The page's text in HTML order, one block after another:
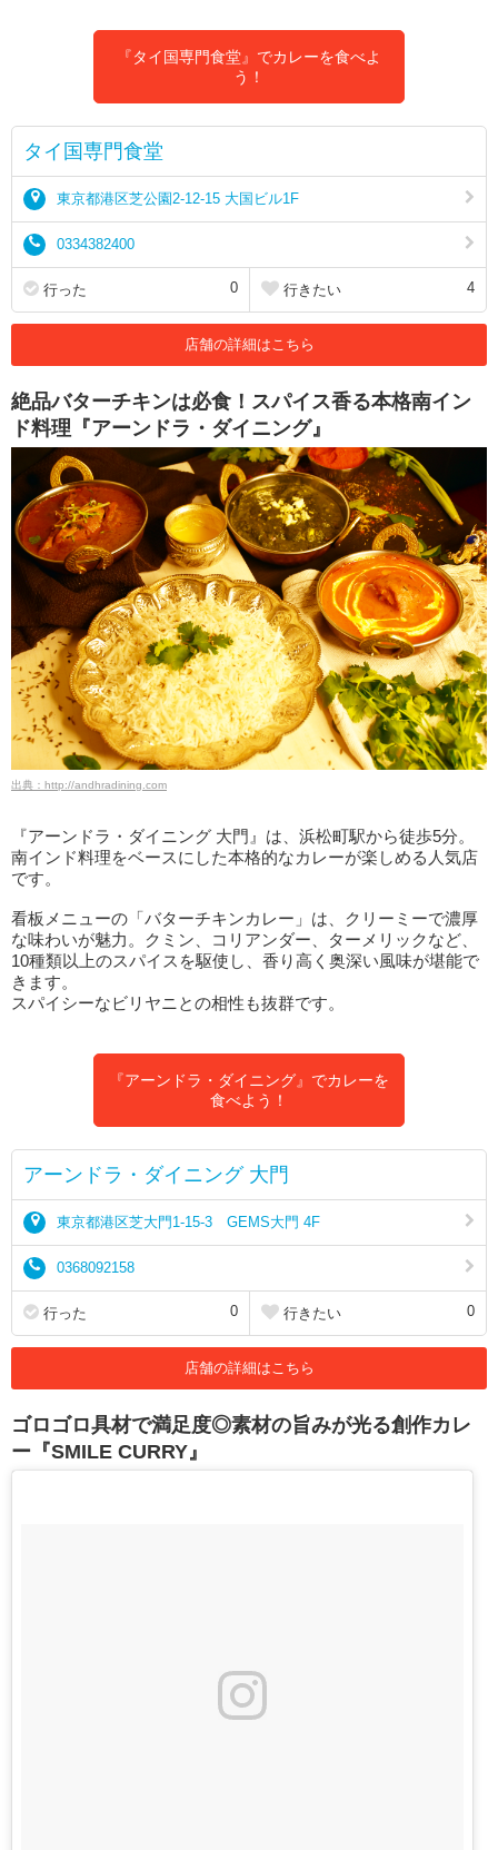
『タイ国専門食堂』でカレーを食べよ
う！
タイ国専門食堂
東京都港区芝公園2-12-15 大国ビル1F
0334382400
行った 0 行きたい 4
店舗の詳細はこちら
絶品バターチキンは必食！スパイス香る本格南イン
ド料理『アーンドラ・ダイニング』
出典：http://andhradining.com
『アーンドラ・ダイニング 大門』は、浜松町駅から徒歩5分。
南インド料理をベースにした本格的なカレーが楽しめる人気店
です。
看板メニューの「バターチキンカレー」は、クリーミーで濃厚
な味わいが魅力。クミン、コリアンダー、ターメリックなど、
10種類以上のスパイスを駆使し、香り高く奥深い風味が堪能で
きます。
スパイシーなビリヤニとの相性も抜群です。
『アーンドラ・ダイニング』でカレーを
食べよう！
アーンドラ・ダイニング 大門
東京都港区芝大門1-15-3 GEMS大門 4F
0368092158
行った 0 行きたい 0
店舗の詳細はこちら
ゴロゴロ具材で満足度◎素材の旨みが光る創作カレ
ー『SMILE CURRY』